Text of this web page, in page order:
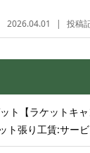
2026.04.01 投稿
ト【ラケットキ
ト張り工賃:サー